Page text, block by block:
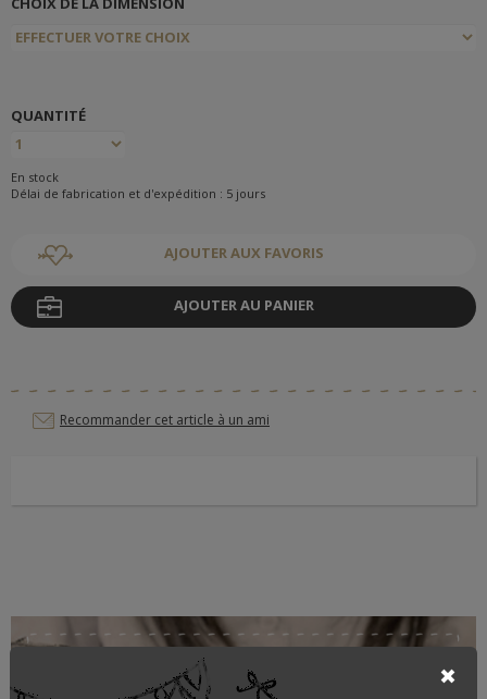
QUANTITÉ
En stock
Délai de fabrication et d'expédition : 5 jours
AJOUTER AUX FAVORIS
AJOUTER AU PANIER
Recommander cet article à un ami